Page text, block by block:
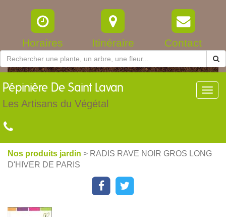
Horaires Itinéraire Contact
Pépinière De Saint Lavan
Les Artisans du Végétal
Nos produits jardin > RADIS RAVE NOIR GROS LONG
D'HIVER DE PARIS